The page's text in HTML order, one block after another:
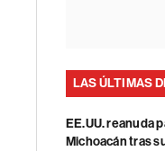
LAS ÚLTIMAS
EE.UU. reanuda
Michoacán tras